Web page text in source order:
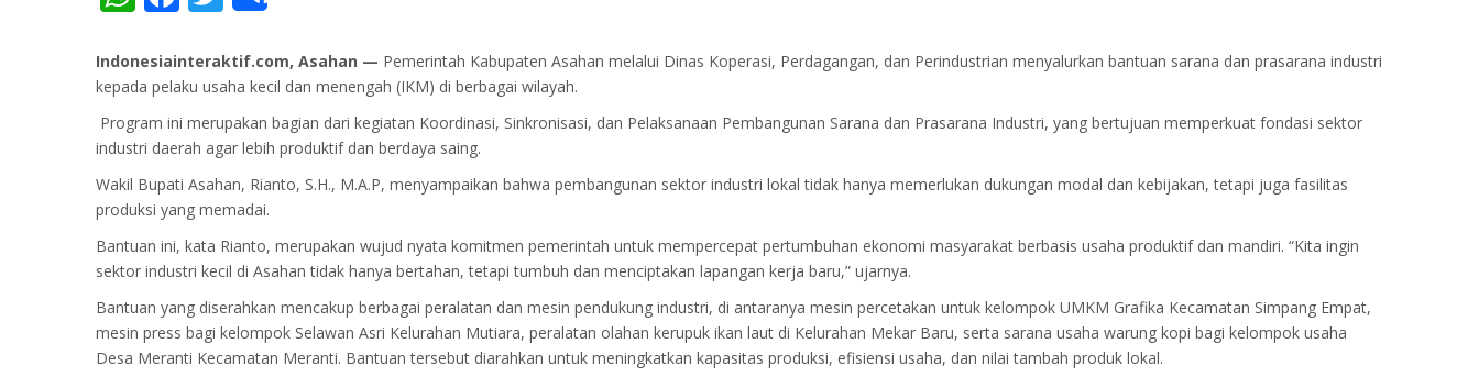
Indonesiainteraktif.com, Asahan — Pemerintah Kabupaten Asahan melalui Dinas Koperasi, Perdagangan, dan Perindustrian menyalurkan bantuan sarana dan prasarana industri
kepada pelaku usaha kecil dan menengah (IKM) di berbagai wilayah.
Program ini merupakan bagian dari kegiatan Koordinasi, Sinkronisasi, dan Pelaksanaan Pembangunan Sarana dan Prasarana Industri, yang bertujuan memperkuat fondasi sektor
industri daerah agar lebih produktif dan berdaya saing.
Wakil Bupati Asahan, Rianto, S.H., M.A.P, menyampaikan bahwa pembangunan sektor industri lokal tidak hanya memerlukan dukungan modal dan kebijakan, tetapi juga fasilitas
produksi yang memadai.
Bantuan ini, kata Rianto, merupakan wujud nyata komitmen pemerintah untuk mempercepat pertumbuhan ekonomi masyarakat berbasis usaha produktif dan mandiri. “Kita ingin
sektor industri kecil di Asahan tidak hanya bertahan, tetapi tumbuh dan menciptakan lapangan kerja baru,” ujarnya.
Bantuan yang diserahkan mencakup berbagai peralatan dan mesin pendukung industri, di antaranya mesin percetakan untuk kelompok UMKM Grafika Kecamatan Simpang Empat,
mesin press bagi kelompok Selawan Asri Kelurahan Mutiara, peralatan olahan kerupuk ikan laut di Kelurahan Mekar Baru, serta sarana usaha warung kopi bagi kelompok usaha
Desa Meranti Kecamatan Meranti. Bantuan tersebut diarahkan untuk meningkatkan kapasitas produksi, efisiensi usaha, dan nilai tambah produk lokal.